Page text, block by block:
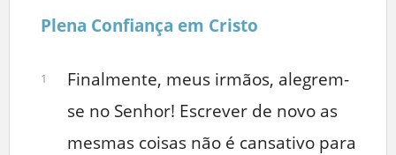
Plena Confiança em Cristo
1
Finalmente, meus irmãos, alegrem-
se no Senhor! Escrever de novo as
mesmas coisas não é cansativo para